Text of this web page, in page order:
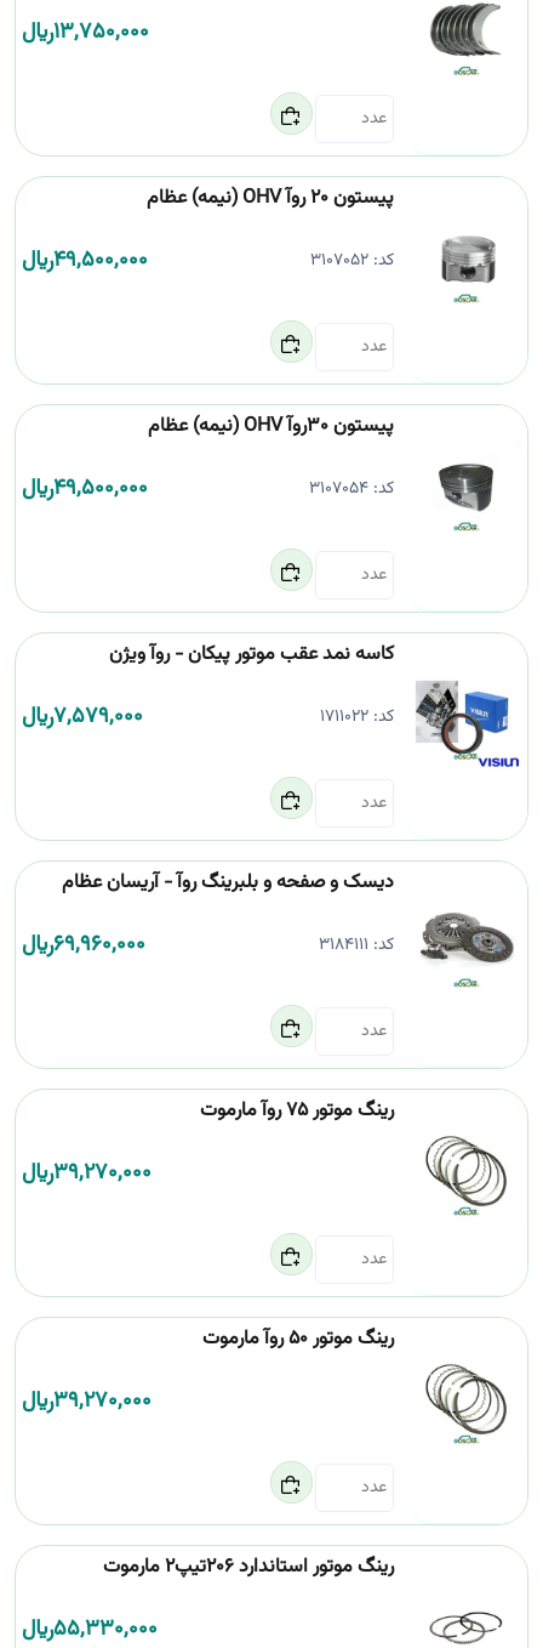
13,750,000﷼
پیستون 20 روآ OHV (نیمه) عظام
کد:3107052
49,500,000﷼
پیستون 30روآ OHV (نیمه) عظام
کد:3107054
49,500,000﷼
کاسه نمد عقب موتور پیکان - روآ ویژن
کد:1711022
7,579,000﷼
دیسک و صفحه و بلبرینگ روآ - آریسان عظام
کد: 3184111
69,960,000﷼
رینگ موتور 75 روآ مارموت
39,270,000﷼
رینگ موتور 50 روآ مارموت
39,270,000﷼
رینگ موتور استاندارد 206تیپ2 مارموت
55,330,000﷼